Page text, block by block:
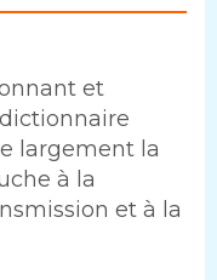
et
largement la
à la
et à la